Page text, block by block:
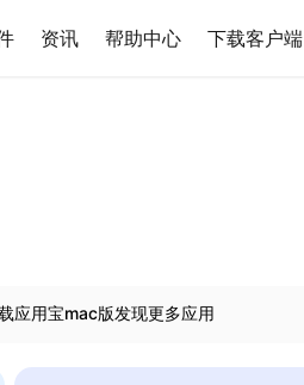
资讯 帮助中心 下载客户端
应用宝mac版发现更多应用